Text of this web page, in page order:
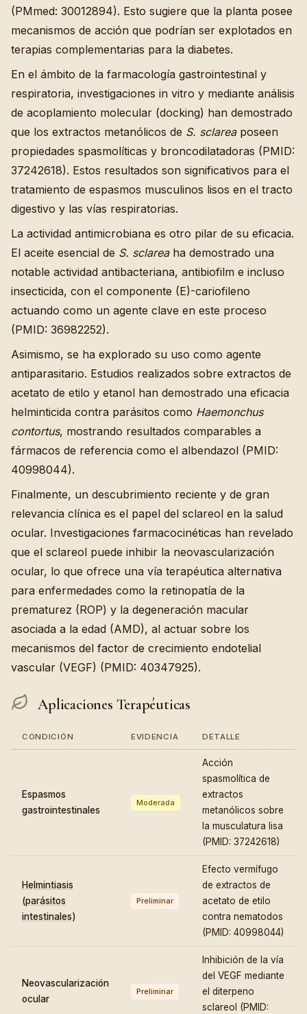
(PMmed: 30012894). Esto sugiere que la planta posee
mecanismos de acción que podrían ser explotados en
terapias complementarias para la diabetes.
En el ámbito de la farmacología gastrointestinal y
respiratoria, investigaciones in vitro y mediante análisis
de acoplamiento molecular (docking) han demostrado
que los extractos metanólicos de S. sclareaposeen
propiedades spasmolíticas y broncodilatadoras (PMID:
37242618). Estos resultados son significativos para el
tratamiento de espasmos musculinos lisos en el tracto
digestivo y las vías respiratorias.
La actividad antimicrobiana es otro pilar de su eficacia.
El aceite esencial de S. sclareaha demostrado una
notable actividad antibacteriana, antibiofilm e incluso
insecticida, con el componente (E)-cariofileno
actuando como un agente clave en este proceso
(PMID: 36982252).
Asimismo, se ha explorado su uso como agente
antiparasitario. Estudios realizados sobre extractos de
acetato de etilo y etanol han demostrado una eficacia
helminticida contra parásitos como Haemonchus
contortus, mostrando resultados comparables a
fármacos de referencia como el albendazol (PMID:
40998044).
Finalmente, un descubrimiento reciente y de gran
relevancia clínica es el papel del sclareol en la salud
ocular. Investigaciones farmacocinéticas han revelado
que el sclareol puede inhibir la neovascularización
ocular, lo que ofrece una vía terapéutica alternativa
para enfermedades como la retinopatía de la
prematurez (ROP) y la degeneración macular
asociada a la edad (AMD), al actuar sobre los
mecanismos del factor de crecimiento endotelial
vascular (VEGF) (PMID: 40347925).
Aplicaciones Terapéuticas
CONDICIÓN EVIDENCIA DETALLE
Espasmos
gastrointestinales
Moderada
Acción
spasmolítica de
extractos
metanólicos sobre
la musculatura lisa
(PMID: 37242618)
Helmintiasis
(parásitos
intestinales)
Preliminar
Efecto vermífugo
de extractos de
acetato de etilo
contra nematodos
(PMID: 40998044)
Neovascularización
ocular
Preliminar
Inhibición de la vía
del VEGF mediante
el diterpeno
sclareol (PMID: